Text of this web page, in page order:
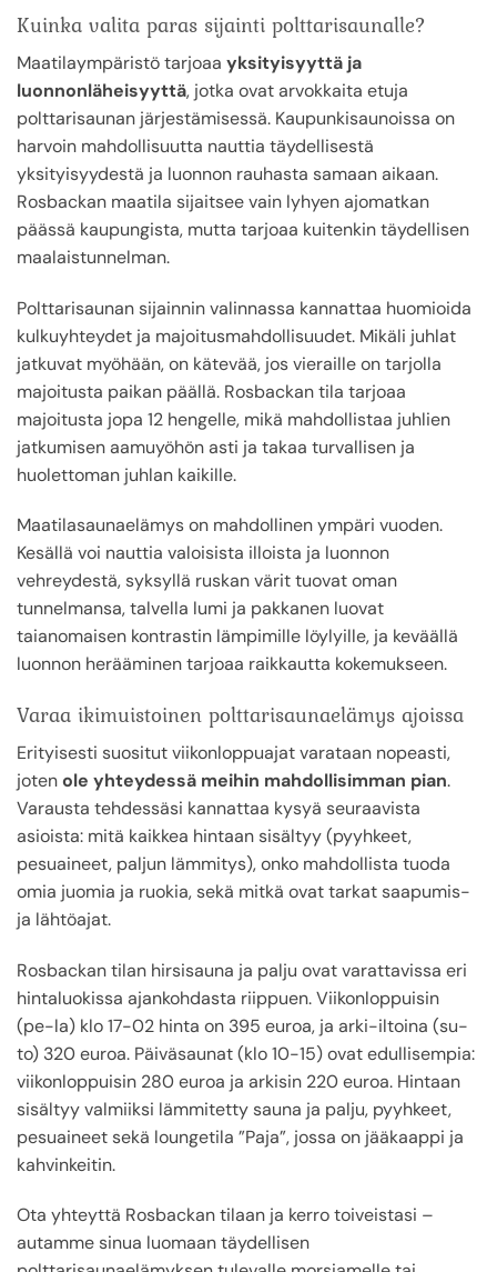
Kuinka valita paras sijainti polttarisaunalle?
Maatilaympäristö tarjoaa yksityisyyttä ja
luonnonläheisyyttä, jotka ovat arvokkaita etuja
polttarisaunan järjestämisessä. Kaupunkisaunoissa on
harvoin mahdollisuutta nauttia täydellisestä
yksityisyydestä ja luonnon rauhasta samaan aikaan.
Rosbackan maatila sijaitsee vain lyhyen ajomatkan
päässä kaupungista, mutta tarjoaa kuitenkin täydellisen
maalaistunnelman.
Polttarisaunan sijainnin valinnassa kannattaa huomioida
kulkuyhteydet ja majoitusmahdollisuudet. Mikäli juhlat
jatkuvat myöhään, on kätevää, jos vieraille on tarjolla
majoitusta paikan päällä. Rosbackan tila tarjoaa
majoitusta jopa 12 hengelle, mikä mahdollistaa juhlien
jatkumisen aamuyöhön asti ja takaa turvallisen ja
huolettoman juhlan kaikille.
Maatilasaunaelämys on mahdollinen ympäri vuoden.
Kesällä voi nauttia valoisista illoista ja luonnon
vehreydestä, syksyllä ruskan värit tuovat oman
tunnelmansa, talvella lumi ja pakkanen luovat
taianomaisen kontrastin lämpimille löylyille, ja keväällä
luonnon herääminen tarjoaa raikkautta kokemukseen.
Varaa ikimuistoinen polttarisaunaelämys ajoissa
Erityisesti suositut viikonloppuajat varataan nopeasti,
jotenole yhteydessä meihin mahdollisimman pian.
Varausta tehdessäsi kannattaa kysyä seuraavista
asioista: mitä kaikkea hintaan sisältyy (pyyhkeet,
pesuaineet, paljun lämmitys), onko mahdollista tuoda
omia juomia ja ruokia, sekä mitkä ovat tarkat saapumis-
ja lähtöajat.
Rosbackan tilan hirsisauna ja palju ovat varattavissa eri
hintaluokissa ajankohdasta riippuen. Viikonloppuisin
(pe-la) klo 17-02 hinta on 395 euroa, ja arki-iltoina (su-
to) 320 euroa. Päiväsaunat (klo 10-15) ovat edullisempia:
viikonloppuisin 280 euroa ja arkisin 220 euroa. Hintaan
sisältyy valmiiksi lämmitetty sauna ja palju, pyyhkeet,
pesuaineet sekä loungetila ”Paja”, jossa on jääkaappi ja
kahvinkeitin.
Ota yhteyttä Rosbackan tilaan ja kerro toiveistasi –
autamme sinua luomaan täydellisen